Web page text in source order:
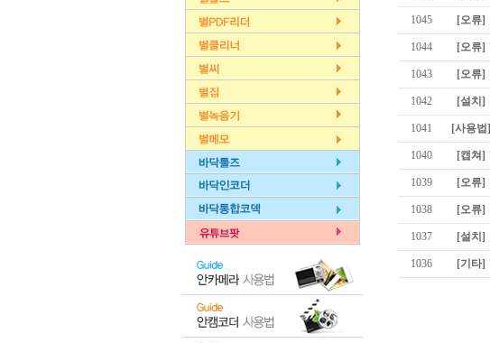
1045 [오류]
1044 [오류]
1043 [오류]
1042 [설치]
1041 [사용법]
1040 [캡쳐]
1039 [오류]
1038 [오류]
1037 [설치]
1036 [기타]